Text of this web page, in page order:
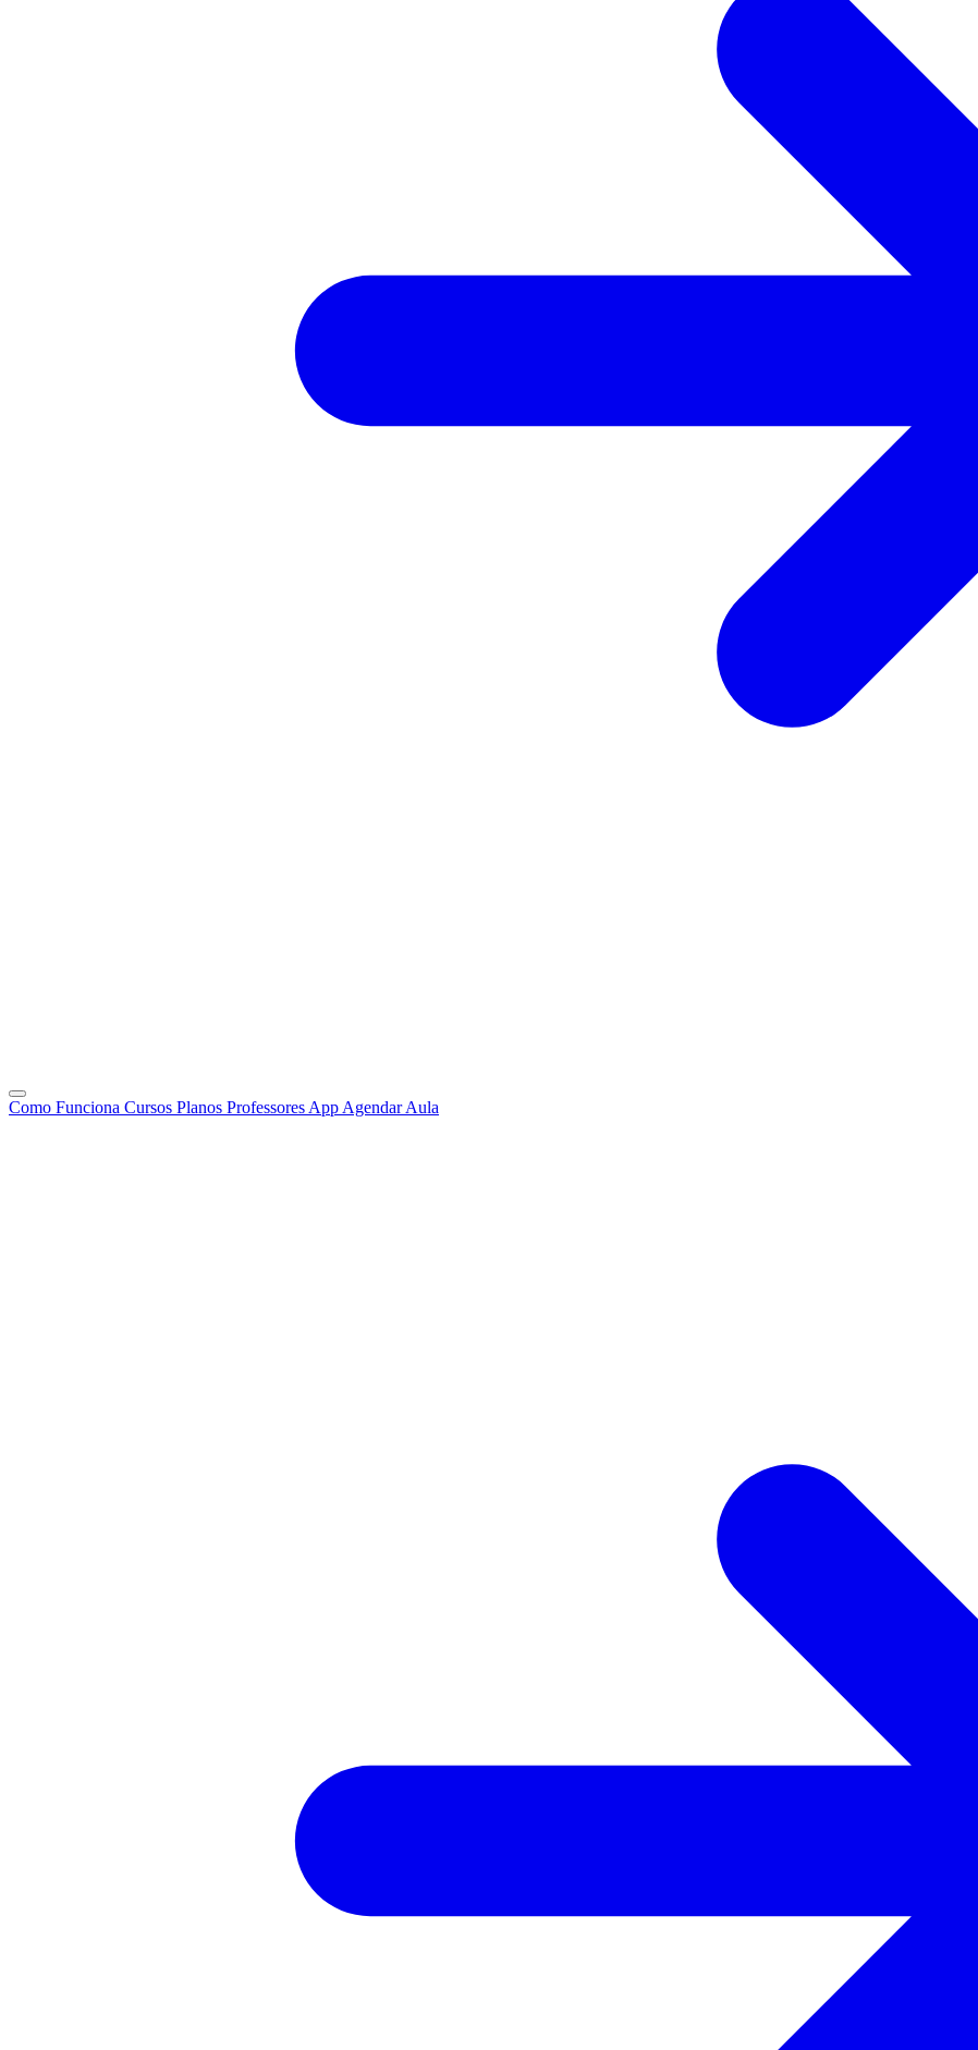
Como Funciona Cursos Planos Professores App Agendar Aula